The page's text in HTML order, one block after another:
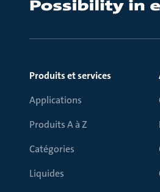
Produits et services
Applications
Produits A à Z
Catégories
Liquides